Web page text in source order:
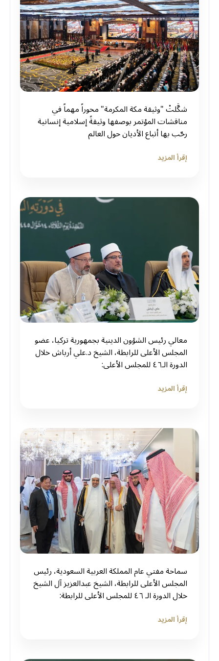
شكَّلتْ "وثيقة مكة المكرمة" محوراً مهماً في
مناقشات المؤتمر بوصفها وثيقةً إسلامية إنسانية
رحّب بها أتباع الأديان حول العالم
إقرأ المزيد
معالي رئيس الشؤون الدينية بجمهورية تركيا، عضو
المجلس الأعلى للرابطة، الشيخ د.علي أرباش خلال
الدورة الـ٤٦ للمجلس الأعلى:
إقرأ المزيد
سماحة مفتي عام المملكة العربية السعودية، رئيس
المجلس الأعلى للرابطة، الشيخ عبدالعزيز آل الشيخ
خلال الدورة الـ ٤٦ للمجلس الأعلى للرابطة:
إقرأ المزيد